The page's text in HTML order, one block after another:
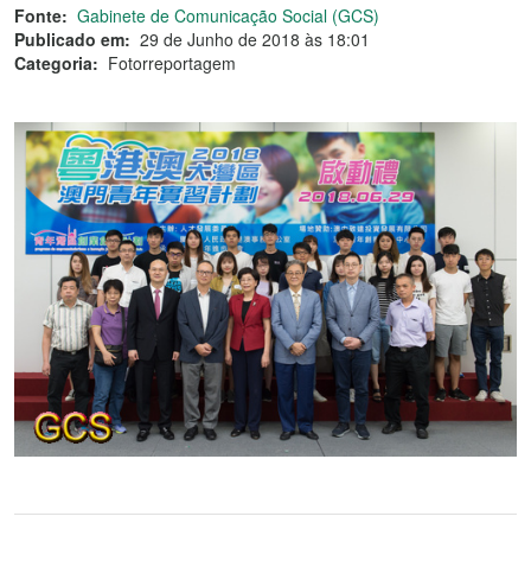
Fonte: Gabinete de Comunicação Social (GCS)
Publicado em: 29 de Junho de 2018 às 18:01
Categoria: Fotorreportagem